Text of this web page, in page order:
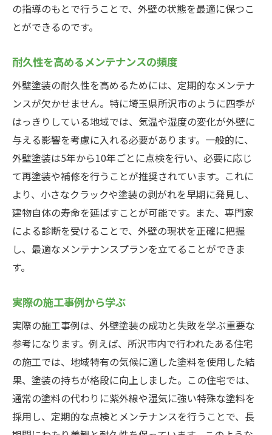
の指導のもとで行うことで、外壁の状態を最適に保つこ
とができるのです。
耐久性を高めるメンテナンスの頻度
外壁塗装の耐久性を高めるためには、定期的なメンテナ
ンスが欠かせません。特に埼玉県所沢市のように四季が
はっきりしている地域では、気温や湿度の変化が外壁に
与える影響を考慮に入れる必要があります。一般的に、
外壁塗装は5年から10年ごとに点検を行い、必要に応じ
て再塗装や補修を行うことが推奨されています。これに
より、小さなクラックや塗装の剥がれを早期に発見し、
建物自体の寿命を延ばすことが可能です。また、専門家
による診断を受けることで、外壁の現状を正確に把握
し、最適なメンテナンスプランを立てることができま
す。
実際の施工事例から学ぶ
実際の施工事例は、外壁塗装の成功と失敗を学ぶ重要な
参考になります。例えば、所沢市内で行われたある住宅
の施工では、地域特有の気候に適した塗料を使用した結
果、塗装の持ちが格段に向上しました。この住宅では、
通常の塗料の代わりに紫外線や湿気に強い特殊な塗料を
採用し、定期的な点検とメンテナンスを行うことで、長